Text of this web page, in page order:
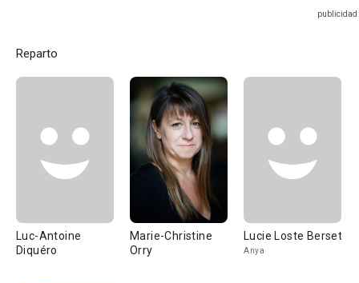
Reparto
Luc-Antoine
Diquéro
Marie-Christine
Orry
Lucie Loste Berset
Anya